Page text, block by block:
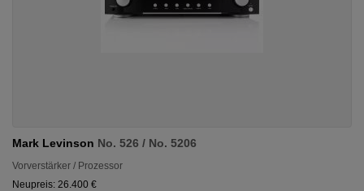
Mark Levinson No. 526 / No. 5206
Vorverstärker / Prozessor
Neupreis: 26.400 €